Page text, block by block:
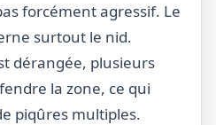
forcément agressif. Le
surtout le nid.
dérangée, plusieurs
la zone, ce qui
piqûres multiples.